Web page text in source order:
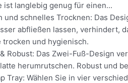
ist langlebig genug für einen...
und schnelles Trocknen: Das
abfließen lassen, verhindert,
trocken und hygienisch.
Robust: Das Zwei-Fuß-Design
herumrutschen. Robust und
Tray: Wählen Sie in vier